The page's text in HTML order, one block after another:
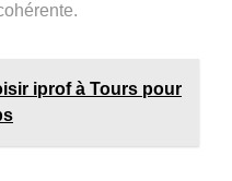
iprof à Tours pour